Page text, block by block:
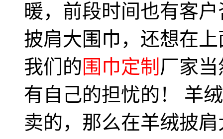
暖，前段时间也有客
披肩大围巾，还想在
我们的围巾定制 厂家
有自己的担忧的！ 羊
卖的，那么在羊绒披